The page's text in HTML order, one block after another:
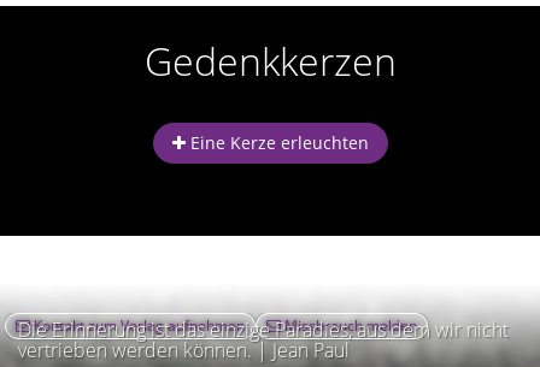
Gedenkkerzen
Eine Kerze erleuchten
Die Erinnerung ist das einzige Paradies, aus dem wir nicht
vertrieben werden können. | Jean Paul
Kontakt zum Verlag aufnehmen Missbrauch melden